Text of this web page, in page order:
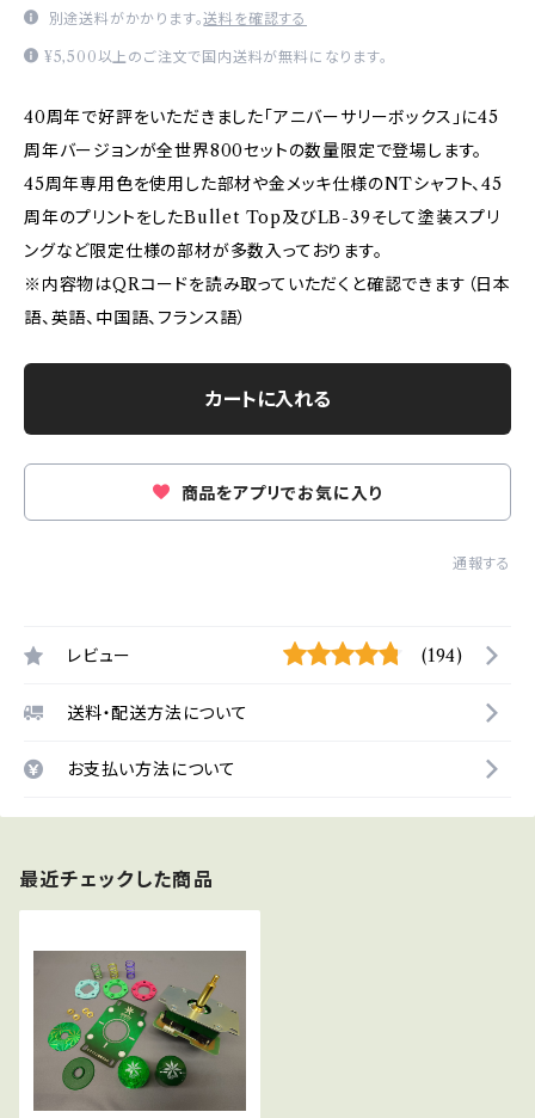
別途送料がかかります。送料を確認する
¥5,500以上のご注文で国内送料が無料になります。
40周年で好評をいただきました「アニバーサリーボックス」に45
周年バージョンが全世界800セットの数量限定で登場します。
45周年専用色を使用した部材や金メッキ仕様のNTシャフト、45
周年のプリントをしたBullet Top及びLB-39そして塗装スプリ
ングなど限定仕様の部材が多数入っております。
※内容物はQRコードを読み取っていただくと確認できます（日本
語、英語、中国語、フランス語）
カートに入れる
商品をアプリでお気に入り
通報する
レビュー (194)
送料・配送方法について
お支払い方法について
最近チェックした商品